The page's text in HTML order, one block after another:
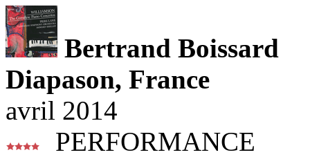
Bertrand Boissard
Diapason, France
avril 2014
PERFORMANCE